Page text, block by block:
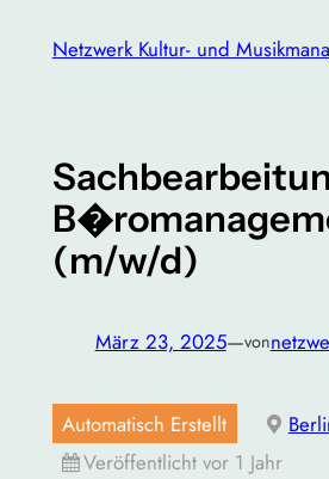
InhaltNetzwerk Kultur- und
(m/w/d)
März 23, 2025—von
Automatisch Erstellt
Veröffentlicht vor 1 Jahr